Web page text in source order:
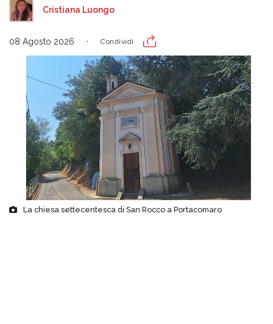
Cristiana Luongo
08 Agosto 2026 Condividi
La chiesa settecentesca di San Rocco a Portacomaro